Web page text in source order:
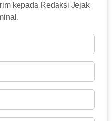
kepada Redaksi Jejak